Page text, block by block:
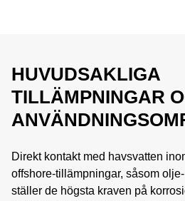
HUVUDSAKLIGA
TILLÄMPNINGAR
Direkt kontakt med havsvatten
offshore-tillämpningar, såsom
ställer de högsta kraven på